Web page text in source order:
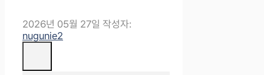
2026년 05월 27일 작성자:
nugunie2